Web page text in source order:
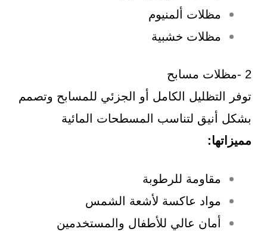
مظلات ألمنيوم
مظلات خشبية
2 -مظلات مسابح
توفر التظليل الكامل أو الجزئي للمسابح وتصمم
بشكل أنيق لتناسب المسطحات المائية
مميزاتها:
مقاومة للرطوبة
مواد عاكسة لأشعة الشمس
أمان عالي للأطفال والمستخدمين